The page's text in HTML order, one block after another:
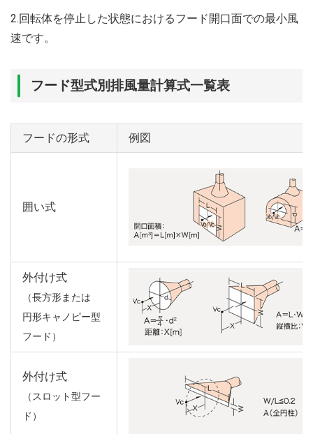
2.回転体を停止した状態におけるフード開口面での最小風
速です。
フード型式別排風量計算式一覧表
フードの形式 例図
囲い式
外付け式
（長方形または
円形キャノピー型
フード）
外付け式
（スロット型フー
ド）